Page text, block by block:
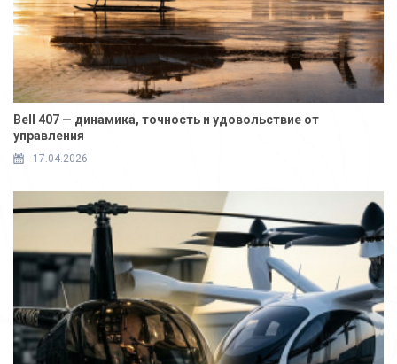
Bell 407 — динамика, точность и удовольствие от
управления
17.04.2026